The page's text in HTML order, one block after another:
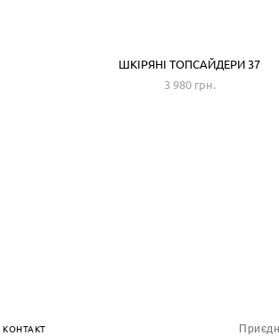
ШКІРЯНІ ТОПСАЙДЕРИ 37
3 980 грн.
КОНТАКТ